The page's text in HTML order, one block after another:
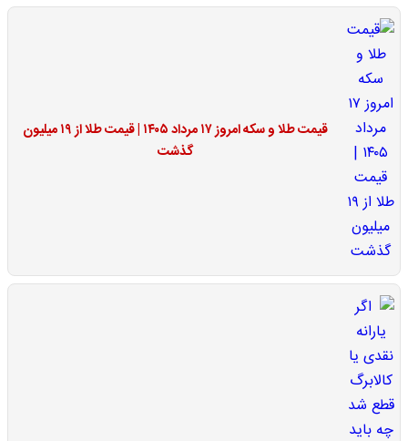
قیمت طلا و سکه امروز ۱۷ مرداد ۱۴۰۵ | قیمت طلا از ۱۹ میلیون
گذشت